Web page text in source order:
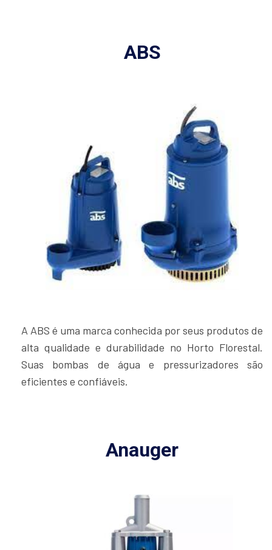
ABS
A ABS é uma marca conhecida por seus produtos de
alta qualidade e durabilidade no Horto Florestal.
Suas bombas de água e pressurizadores são
eficientes e confiáveis.
Anauger